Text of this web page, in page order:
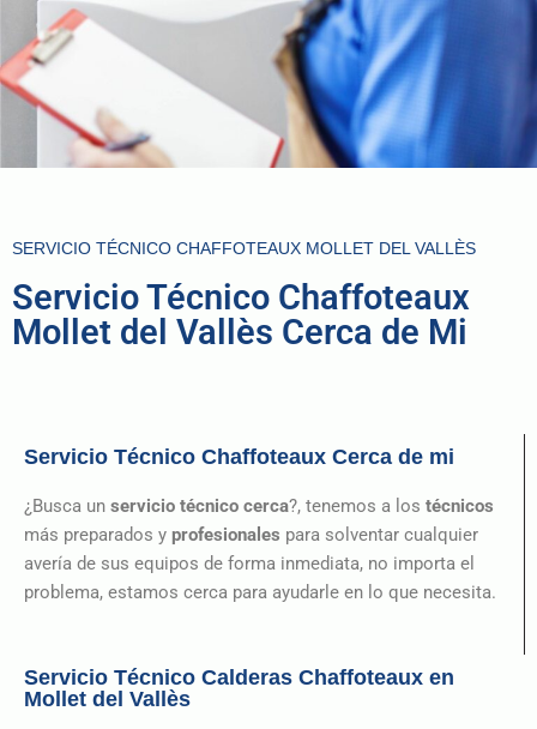
SERVICIO TÉCNICO CHAFFOTEAUX MOLLET DEL VALLÈS
Servicio Técnico Chaffoteaux
Mollet del Vallès Cerca de Mi
Servicio Técnico Chaffoteaux Cerca de mi
¿Busca un servicio técnico cerca?, tenemos a los técnicos
más preparados y profesionales para solventar cualquier
avería de sus equipos de forma inmediata, no importa el
problema, estamos cerca para ayudarle en lo que necesita.
Servicio Técnico Calderas Chaffoteaux en
Mollet del Vallès